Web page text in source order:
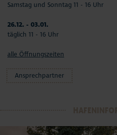
Samstag und Sonntag 11 - 16 Uhr
26.12. - 03.01.
täglich 11 - 16 Uhr
alle Öffnungszeiten
Ansprechpartner